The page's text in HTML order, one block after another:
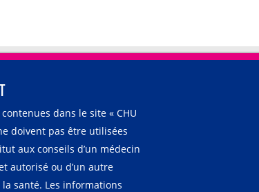
dans le site « CHU
doivent pas être utilisées
aux conseils d’un médecin
autorisé ou d’un autre
santé. Les informations